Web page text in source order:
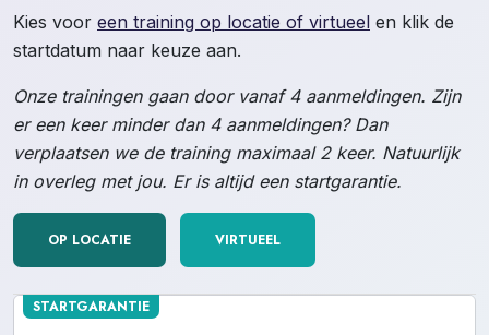
Kies voor een training op locatie of virtueel en klik de
startdatum naar keuze aan.
Onze trainingen gaan door vanaf 4 aanmeldingen. Zijn
er een keer minder dan 4 aanmeldingen? Dan
verplaatsen we de training maximaal 2 keer. Natuurlijk
in overleg met jou. Er is altijd een startgarantie.
OP LOCATIE VIRTUEEL
STARTGARANTIE